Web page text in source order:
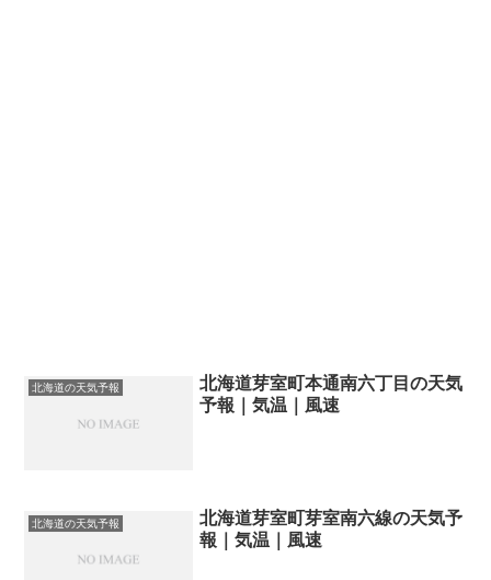
北海道の天気予報
北海道芽室町本通南六丁目の天気
予報｜気温｜風速
北海道の天気予報
北海道芽室町芽室南六線の天気予
報｜気温｜風速